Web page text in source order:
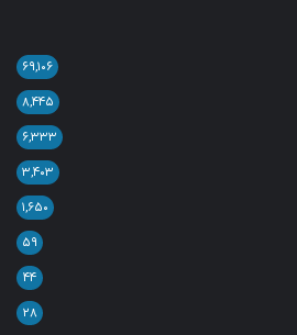
۶۹,۱۰۶
۸,۴۴۵
۶,۳۳۳
۳,۴۰۳
۱,۶۵۰
۵۹
۴۴
۲۸